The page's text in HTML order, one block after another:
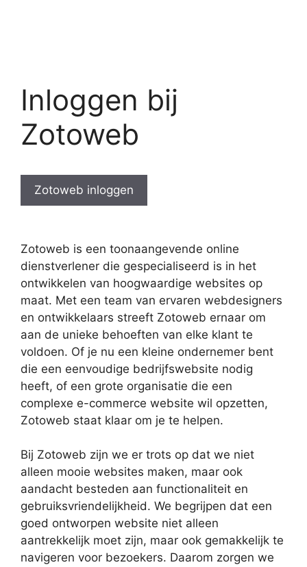
Inloggen bij
Zotoweb
Zotoweb inloggen
Zotoweb is een toonaangevende online
dienstverlener die gespecialiseerd is in het
ontwikkelen van hoogwaardige websites op
maat. Met een team van ervaren webdesigners
en ontwikkelaars streeft Zotoweb ernaar om
aan de unieke behoeften van elke klant te
voldoen. Of je nu een kleine ondernemer bent
die een eenvoudige bedrijfswebsite nodig
heeft, of een grote organisatie die een
complexe e-commerce website wil opzetten,
Zotoweb staat klaar om je te helpen.
Bij Zotoweb zijn we er trots op dat we niet
alleen mooie websites maken, maar ook
aandacht besteden aan functionaliteit en
gebruiksvriendelijkheid. We begrijpen dat een
goed ontworpen website niet alleen
aantrekkelijk moet zijn, maar ook gemakkelijk te
navigeren voor bezoekers. Daarom zorgen we